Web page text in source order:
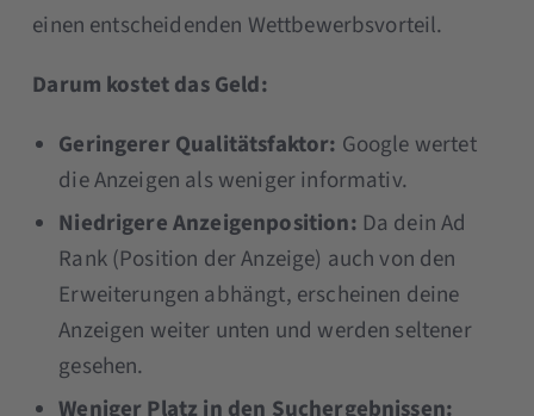
einen entscheidenden Wettbewerbsvorteil.
Darum kostet das Geld:
Geringerer Qualitätsfaktor: Google wertet
die Anzeigen als weniger informativ.
Niedrigere Anzeigenposition: Da dein Ad
Rank (Position der Anzeige) auch von den
Erweiterungen abhängt, erscheinen deine
Anzeigen weiter unten und werden seltener
gesehen.
Weniger Platz in den Suchergebnissen: